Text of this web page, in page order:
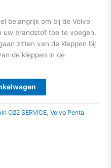
belangrijk om bij de Volvo
uw brandstof toe te voegen.
zitten van de kleppen bij
de kleppen in de
O22 SERVICE ,Volvo Penta